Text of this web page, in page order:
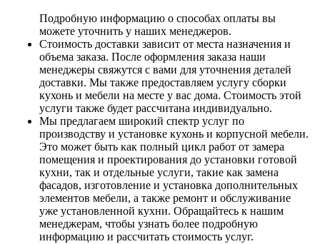
Подробную информацию о способах оплаты вы
можете уточнить у наших менеджеров.
Стоимость доставки зависит от места назначения и
объема заказа. После оформления заказа наши
менеджеры свяжутся с вами для уточнения деталей
доставки. Мы также предоставляем услугу сборки
кухонь и мебели на месте у вас дома. Стоимость этой
услуги также будет рассчитана индивидуально.
Мы предлагаем широкий спектр услуг по
производству и установке кухонь и корпусной мебели.
Это может быть как полный цикл работ от замера
помещения и проектирования до установки готовой
кухни, так и отдельные услуги, такие как замена
фасадов, изготовление и установка дополнительных
элементов мебели, а также ремонт и обслуживание
уже установленной кухни. Обращайтесь к нашим
менеджерам, чтобы узнать более подробную
информацию и рассчитать стоимость услуг.